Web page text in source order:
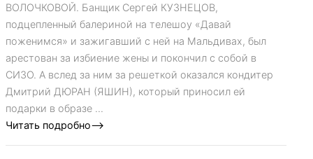
ВОЛОЧКОВОЙ. Банщик Сергей КУЗНЕЦОВ,
подцепленный балериной на телешоу «Давай
поженимся» и зажигавший с ней на Мальдивах, был
арестован за избиение жены и покончил с собой в
СИЗО. А вслед за ним за решеткой оказался кондитер
Дмитрий ДЮРАН (ЯШИН), который приносил ей
подарки в образе ...
Читать подробно-->